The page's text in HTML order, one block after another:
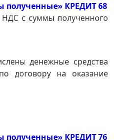
полученные» КРЕДИТ 68
с суммы полученного
денежные средства
договору на оказание
полученные» КРЕДИТ 76